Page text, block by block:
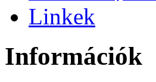
Linkek
Információk